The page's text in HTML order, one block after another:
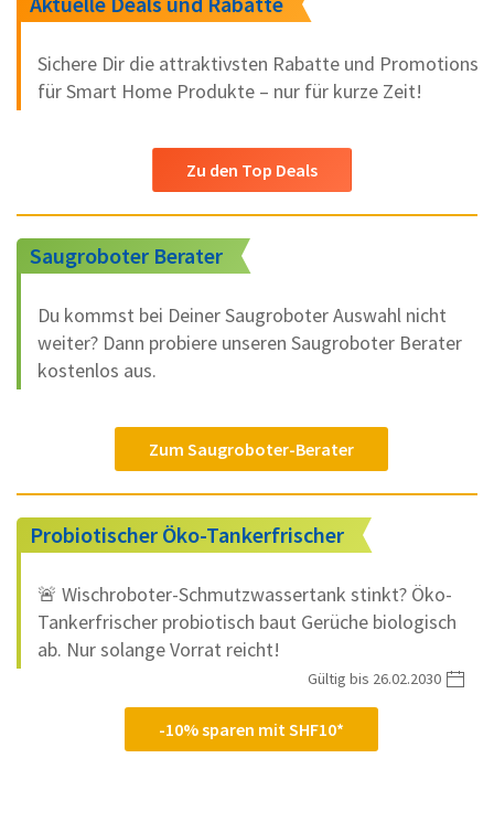
Sichere Dir die attraktivsten Rabatte und Promotions
für Smart Home Produkte – nur für kurze Zeit!
Zu den Top Deals
Saugroboter Berater
Du kommst bei Deiner Saugroboter Auswahl nicht
weiter? Dann probiere unseren Saugroboter Berater
kostenlos aus.
Zum Saugroboter-Berater
Probiotischer Öko-Tankerfrischer
🚨 Wischroboter-Schmutzwassertank stinkt? Öko-
Tankerfrischer probiotisch baut Gerüche biologisch
ab. Nur solange Vorrat reicht!
-10% sparen mit SHF10*
Gültig bis 26.02.2030